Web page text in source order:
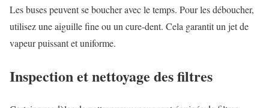
Les buses peuvent se boucher avec le temps. Pour les déboucher,
utilisez une aiguille fine ou un cure-dent. Cela garantit un jet de
vapeur puissant et uniforme.
Inspection et nettoyage des filtres